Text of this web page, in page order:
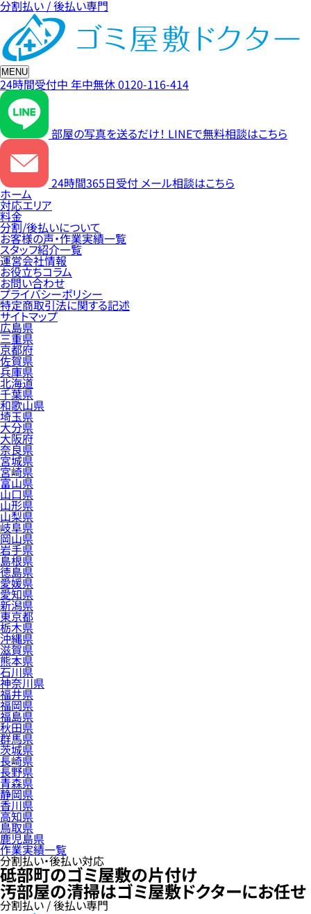
分割払い / 後払い専門
MENU
24時間受付中 年中無休0120-116-414
部屋の写真を送るだけ！ LINEで無料相談はこちら
24時間365日受付 メール相談はこちら
ホーム
対応エリア
料金
分割/後払いについて
お客様の声・作業実績一覧
スタッフ紹介一覧
運営会社情報
お役立ちコラム
お問い合わせ
プライバシーポリシー
特定商取引法に関する記述
サイトマップ
広島県
三重県
京都府
佐賀県
兵庫県
北海道
千葉県
和歌山県
埼玉県
大分県
大阪府
奈良県
宮城県
宮崎県
富山県
山口県
山形県
山梨県
岐阜県
岡山県
岩手県
島根県
徳島県
愛媛県
愛知県
新潟県
東京都
栃木県
沖縄県
滋賀県
熊本県
石川県
神奈川県
福井県
福岡県
福島県
秋田県
群馬県
茨城県
長崎県
長野県
青森県
静岡県
香川県
高知県
鳥取県
鹿児島県
作業実績一覧
分割払い・後払い対応
砥部町のゴミ屋敷の片付け
汚部屋の清掃はゴミ屋敷ドクターにお任せ
分割払い / 後払い専門